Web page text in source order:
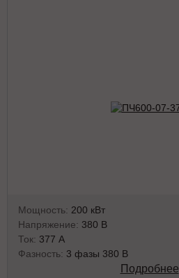
Мощность: 200 кВт
Напряжение: 380 В
Ток: 377 А
Фазность: 3 фазы 380 В
Подробнее